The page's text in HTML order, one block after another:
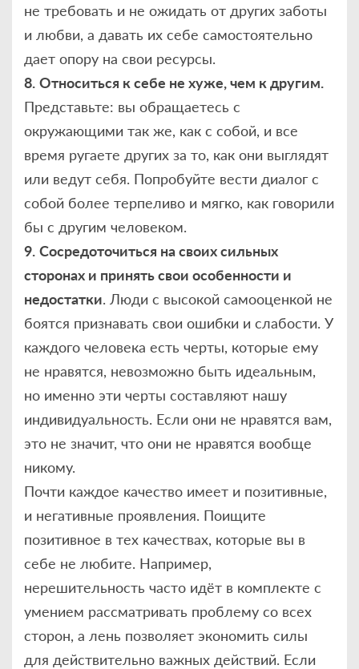
не требовать и не ожидать от других заботы
и любви, а давать их себе самостоятельно
дает опору на свои ресурсы.
8. Относиться к себе не хуже, чем к другим.
Представьте: вы обращаетесь с
окружающими так же, как с собой, и все
время ругаете других за то, как они выглядят
или ведут себя. Попробуйте вести диалог с
собой более терпеливо и мягко, как говорили
бы с другим человеком.
9. Сосредоточиться на своих сильных
сторонах и принять свои особенности и
недостатки. Люди с высокой самооценкой не
боятся признавать свои ошибки и слабости. У
каждого человека есть черты, которые ему
не нравятся, невозможно быть идеальным,
но именно эти черты составляют нашу
индивидуальность. Если они не нравятся вам,
это не значит, что они не нравятся вообще
никому.
Почти каждое качество имеет и позитивные,
и негативные проявления. Поищите
позитивное в тех качествах, которые вы в
себе не любите. Например,
нерешительность часто идёт в комплекте с
умением рассматривать проблему со всех
сторон, а лень позволяет экономить силы
для действительно важных действий. Если